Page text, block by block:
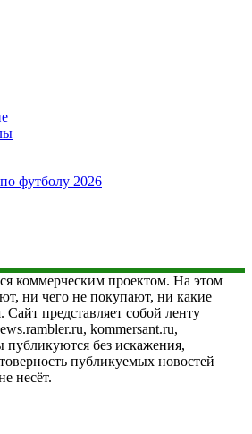
футболу 2026
коммерческим проектом. На этом
ни чего не покупают, ни какие
Сайт представляет собой ленту
kommersant.ru,
без искажения,
публикуемых новостей
несёт.